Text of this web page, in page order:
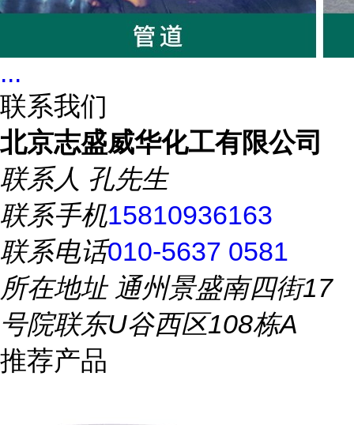
...
联系我们
北京志盛威华化工有限公司
联系人 孔先生
联系手机15810936163
联系电话010-5637 0581
所在地址通州景盛南四街17
号院联东U谷西区108栋A
推荐产品